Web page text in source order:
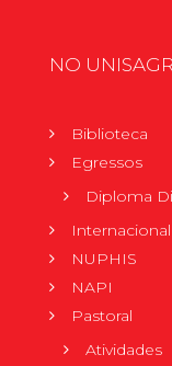
NO
Biblioteca
Egressos
Diploma
Internacional
NUPHIS
NAPI
Pastoral
Atividades